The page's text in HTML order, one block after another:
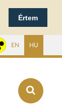
Értem
EN HU